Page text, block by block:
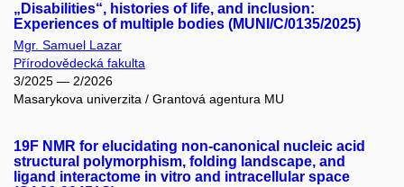
„Disabilities“, histories of life, and inclusion:
Experiences of multiple bodies (MUNI/C/0135/2025)
Mgr. Samuel Lazar
Přírodovědecká fakulta
3/2025 — 2/2026
Masarykova univerzita / Grantová agentura MU
19F NMR for elucidating non-canonical nucleic acid
structural polymorphism, folding landscape, and
ligand interactome in vitro and intracellular space